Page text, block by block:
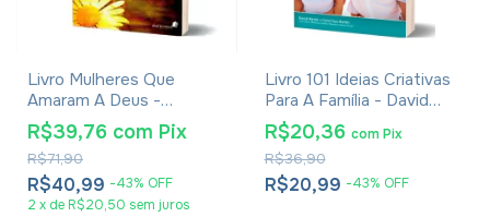
Livro Mulheres Que
Amaram A Deus -
Elizabeth George
R$40,99 -43% OFF
R$71,90
R$39,76 com Pix
2 x de R$20,50 sem juros
Livro 101 Ideias Criativas
Para A Família - David
Merkh
R$20,99 -43% OFF
R$36,90
R$20,36 com Pix